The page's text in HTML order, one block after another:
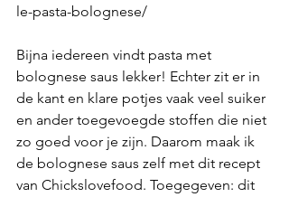
le-pasta-bolognese/
Bijna iedereen vindt pasta met
bolognese saus lekker! Echter zit er in
de kant en klare potjes vaak veel suiker
en ander toegevoegde stoffen die niet
zo goed voor je zijn. Daarom maak ik
de bolognese saus zelf met dit recept
van Chickslovefood. Toegegeven: dit